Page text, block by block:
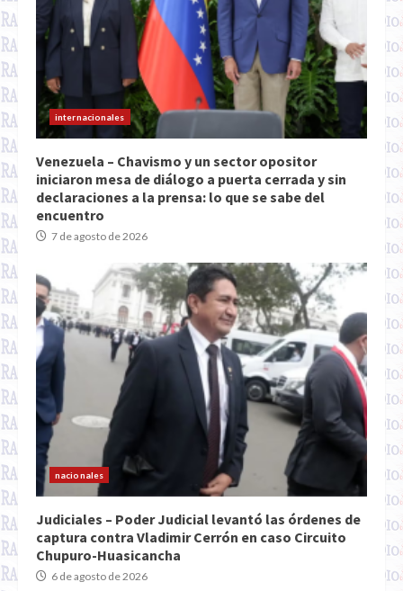
internacionales
Venezuela – Chavismo y un sector opositor
iniciaron mesa de diálogo a puerta cerrada y sin
declaraciones a la prensa: lo que se sabe del
encuentro
7 de agosto de 2026
nacionales
Judiciales – Poder Judicial levantó las órdenes de
captura contra Vladimir Cerrón en caso Circuito
Chupuro-Huasicancha
6 de agosto de 2026